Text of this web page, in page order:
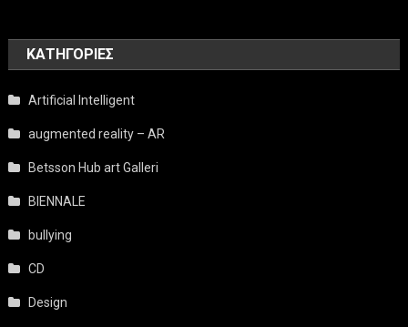
KΑΤΗΓΟΡΊΕΣ
Artificial Intelligent
augmented reality – AR
Betsson Hub art Galleri
BIENNALE
bullying
CD
Design